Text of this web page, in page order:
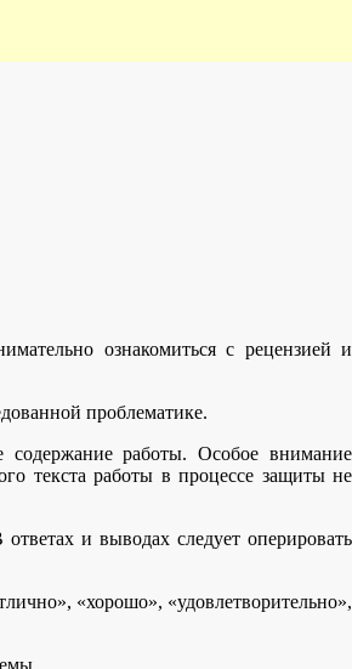
ознакомиться с рецензией и
проблематике.
содержание работы. Особое внимание
текста работы в процессе защиты не
и выводах следует оперировать
«хорошо», «удовлетворительно»,